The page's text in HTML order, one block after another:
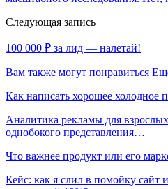
Следующая запись
100 000 ₽ за лид — налетай!
Вам также могут понравиться
Как написать хорошее холодное
Аналитика рекламы для
однобокого представления…
Что важнее продукт или его
Кейс: как я слил в помойку сайт